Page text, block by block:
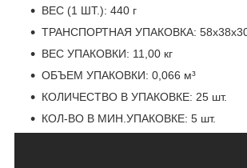
ВЕС (1 ШТ.): 440 г
ТРАНСПОРТНАЯ УПАКОВКА:
ВЕС УПАКОВКИ: 11,00 кг
ОБЪЕМ УПАКОВКИ: 0,066 м³
КОЛИЧЕСТВО В УПАКОВКЕ: 25 шт.
КОЛ-ВО В МИН.УПАКОВКЕ: 5 шт.